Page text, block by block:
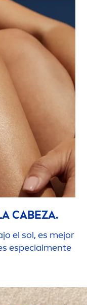
CABEZA.
el sol, es mejor
especialmente